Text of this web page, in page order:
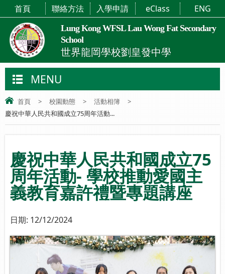
Lung Kong WFSL Lau Wong Fat Secondary
School
世界龍岡學校劉皇發中學
首頁 聯絡方法 入學申請 eClass ENG
MENU
首頁 > 校園動態 > 活動相簿
>
慶祝中華人民共和國成立75周年活動...
慶祝中華人民共和國成立75
周年活動- 學校推動愛國主
義教育嘉許禮暨專題講座
日期: 12/12/2024